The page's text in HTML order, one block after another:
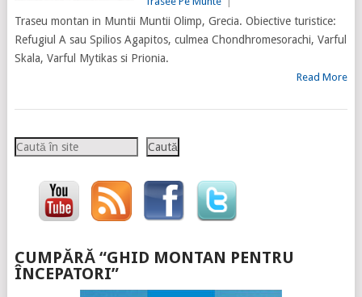
Traseu montan in Muntii Muntii Olimp, Grecia. Obiective turistice:
Refugiul A sau Spilios Agapitos, culmea Chondhromesorachi, Varful
Skala, Varful Mytikas si Prionia.
Read More
Caută Caută
CUMPĂRĂ “GHID MONTAN PENTRU
ÎNCEPATORI”